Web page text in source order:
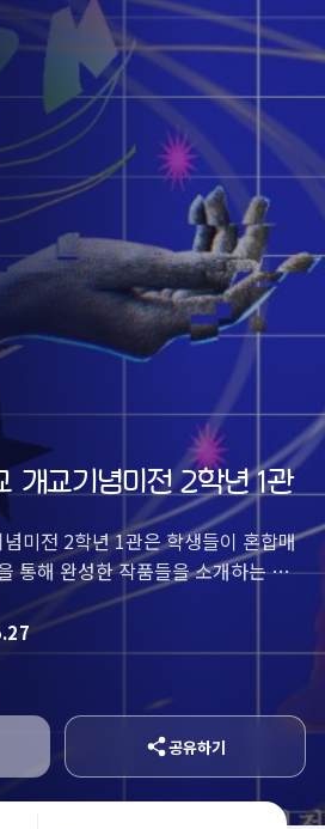
개교기념미전 2학년 1관
미전 2학년 1관은 학생들이 혼합매
통해 완성한 작품들을 소개하는 전
공유하기